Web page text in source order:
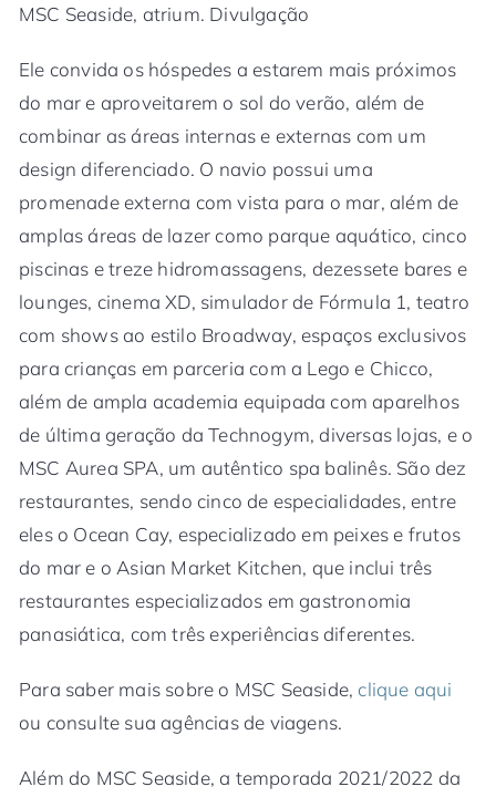
MSC Seaside, atrium. Divulgação
Ele convida os hóspedes a estarem mais próximos
do mar e aproveitarem o sol do verão, além de
combinar as áreas internas e externas com um
design diferenciado. O navio possui uma
promenade externa com vista para o mar, além de
amplas áreas de lazer como parque aquático, cinco
piscinas e treze hidromassagens, dezessete bares e
lounges, cinema XD, simulador de Fórmula 1, teatro
com shows ao estilo Broadway, espaços exclusivos
para crianças em parceria com a Lego e Chicco,
além de ampla academia equipada com aparelhos
de última geração da Technogym, diversas lojas, e o
MSC Aurea SPA, um autêntico spa balinês. São dez
restaurantes, sendo cinco de especialidades, entre
eles o Ocean Cay, especializado em peixes e frutos
do mar e o Asian Market Kitchen, que inclui três
restaurantes especializados em gastronomia
panasiática, com três experiências diferentes.
Para saber mais sobre o MSC Seaside, clique aqui
ou consulte sua agências de viagens.
Além do MSC Seaside, a temporada 2021/2022 da